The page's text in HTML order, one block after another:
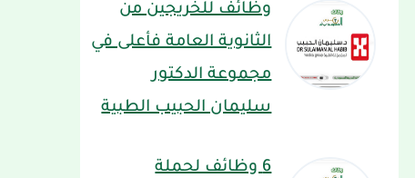
وظائف للخريجين من
الثانوية العامة فأعلى في
مجموعة الدكتور
سليمان الحبيب الطبية
6 وظائف لحملة